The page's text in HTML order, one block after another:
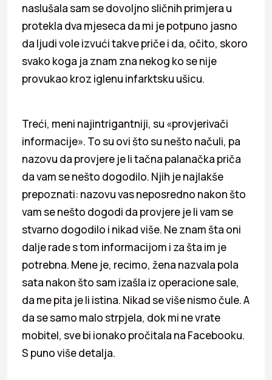
naslušala sam se dovoljno sličnih primjera u
protekla dva mjeseca da mi je potpuno jasno
da ljudi vole izvući takve priče i da, očito, skoro
svako koga ja znam zna nekog ko se nije
provukao kroz iglenu infarktsku ušicu.
Treći, meni najintrigantniji, su «provjerivači
informacije». To su ovi što su nešto načuli, pa
nazovu da provjere je li tačna palanačka priča
da vam se nešto dogodilo. Njih je najlakše
prepoznati: nazovu vas neposredno nakon što
vam se nešto dogodi da provjere je li vam se
stvarno dogodilo i nikad više. Ne znam šta oni
dalje rade s tom informacijom i za šta im je
potrebna. Mene je, recimo, žena nazvala pola
sata nakon što sam izašla iz operacione sale,
da me pita je li istina. Nikad se više nismo čule. A
da se samo malo strpjela, dok mi ne vrate
mobitel, sve bi ionako pročitala na Facebooku.
S puno više detalja.